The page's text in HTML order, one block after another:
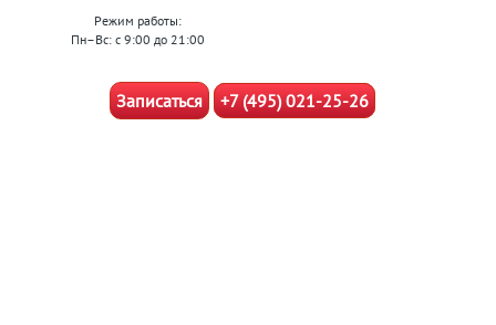
Режим работы:
Пн–Вс: с 9:00 до 21:00
Записаться +7 (495) 021-25-26